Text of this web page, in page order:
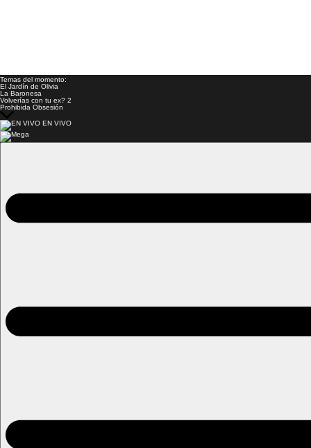
Temas del momento:
El Jardín de Olivia
La Baronesa
Volverías con tu ex? 2
Prohibida Obsesión
EN VIVO